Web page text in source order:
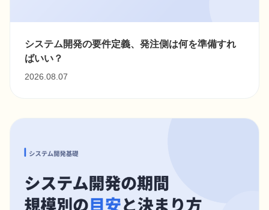
システム開発の要件定義、発注側は何を準備すれ
ばいい？
2026.08.07